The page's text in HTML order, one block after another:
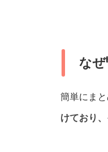
な
簡単にま
けており、